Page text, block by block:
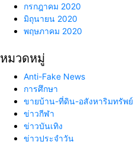
กรกฎาคม 2020
มิถุนายน 2020
พฤษภาคม 2020
หมวดหมู่
Anti-Fake News
การศึกษา
ขายบ้าน-ที่ดิน-อสังหาริมทรัพย์
ข่าวกีฬา
ข่าวบันเทิง
ข่าวประจำวัน